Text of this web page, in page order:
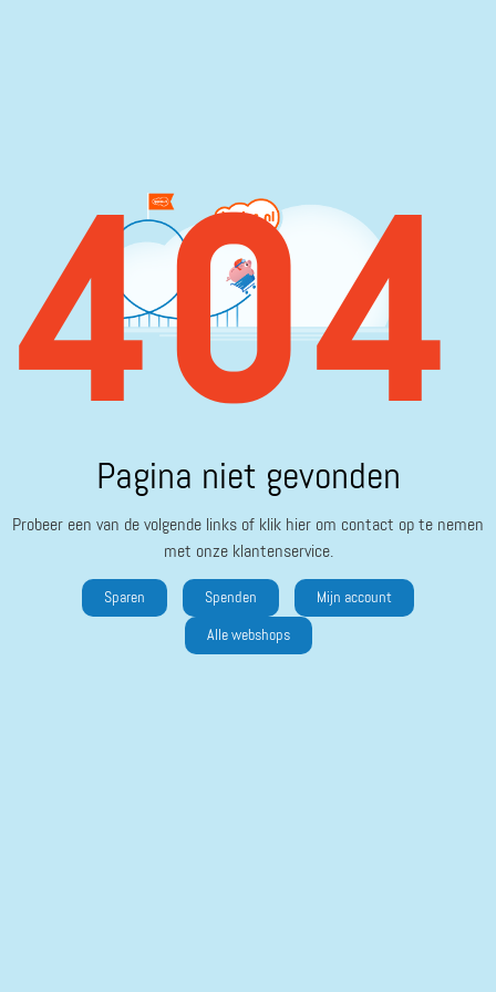
404
Pagina niet gevonden
Probeer een van de volgende links of klik hier om contact op te nemen
met onze klantenservice.
Sparen Spenden Mijn account
Alle webshops